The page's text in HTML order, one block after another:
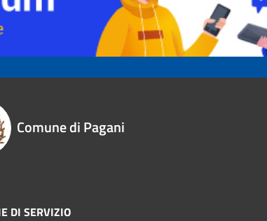
Comune di Pagani
DI SERVIZIO